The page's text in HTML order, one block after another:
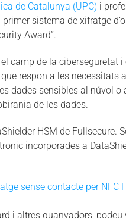
de Catalunya (UPC) i
sistema de xifratge
Award”.
camp de la ciberseguretat i
respon a les necessitats
dades sensibles al núvol o
de les dades.
HSM de Fullsecure.
incorporades a
sense contacte per NFC
i altres guanyadors, podeu